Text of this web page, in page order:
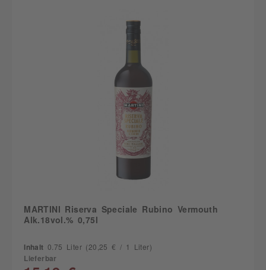
MARTINI Riserva Speciale Rubino Vermouth
Alk.18vol.% 0,75l
Inhalt 0.75 Liter (20,25 € / 1 Liter)
Lieferbar